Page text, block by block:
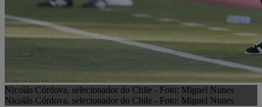
Nicolás Córdova, selecionador do Chile - Foto: Miguel Nunes
Nicolás Córdova, selecionador do Chile - Foto: Miguel Nunes